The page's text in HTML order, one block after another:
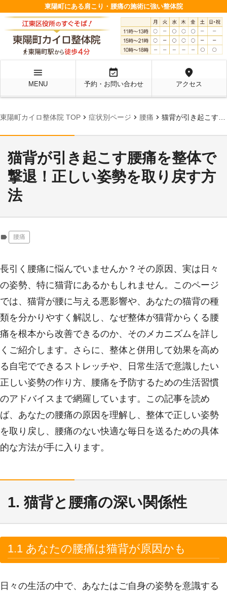
東陽町にある肩こり・腰痛の施術に強い整体院
menu
MENU
event_available
予約・お問い合わせ
location_on
アクセス
東陽町カイロ整体院 TOP chevron_right 症状別ページ chevron_right 腰痛 chevron_right 猫背が引き起こす腰痛を整体で撃退！正しい姿勢を取り戻す方法
猫背が引き起こす腰痛を整体で
撃退！正しい姿勢を取り戻す方
法
label 腰痛
長引く腰痛に悩んでいませんか？その原因、実は日々
の姿勢、特に猫背にあるかもしれません。このページ
では、猫背が腰に与える悪影響や、あなたの猫背の種
類を分かりやすく解説し、なぜ整体が猫背からくる腰
痛を根本から改善できるのか、そのメカニズムを詳し
くご紹介します。さらに、整体と併用して効果を高め
る自宅でできるストレッチや、日常生活で意識したい
正しい姿勢の作り方、腰痛を予防するための生活習慣
のアドバイスまで網羅しています。この記事を読め
ば、あなたの腰痛の原因を理解し、整体で正しい姿勢
を取り戻し、腰痛のない快適な毎日を送るための具体
的な方法が手に入ります。
1. 猫背と腰痛の深い関係性
1.1 あなたの腰痛は猫背が原因かも
日々の生活の中で、あなたはご自身の姿勢を意識する